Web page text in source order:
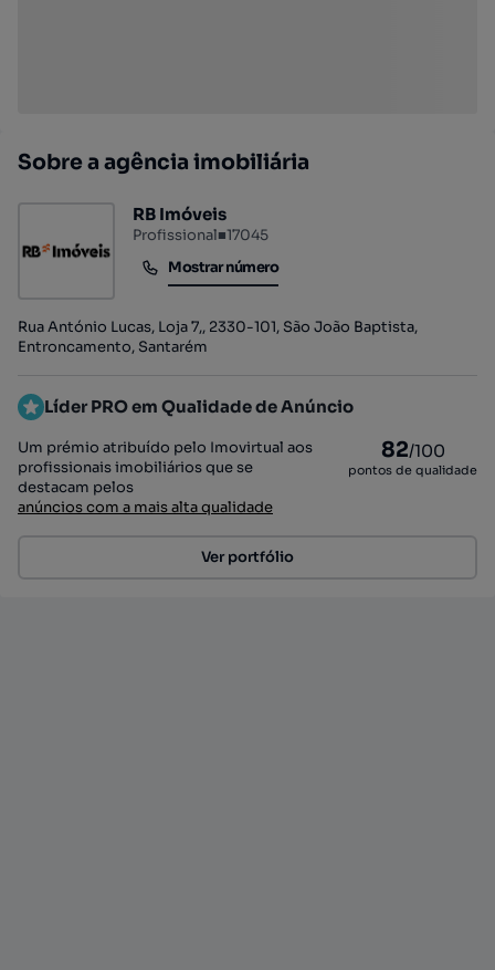
Sobre a agência imobiliária
RB Imóveis
Profissional■17045
Mostrar número
Mostrar número
Rua António Lucas, Loja 7,, 2330-101, São João Baptista,
Entroncamento, Santarém
Líder PRO em Qualidade de Anúncio
Um prémio atribuído pelo Imovirtual aos
profissionais imobiliários que se
destacam pelos
anúncios com a mais alta qualidade
82/100
pontos de qualidade
Ver portfólio